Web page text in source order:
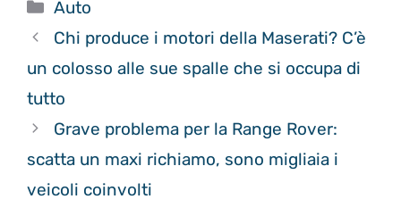
Auto
Chi produce i motori della Maserati? C’è
un colosso alle sue spalle che si occupa di
tutto
Grave problema per la Range Rover:
scatta un maxi richiamo, sono migliaia i
veicoli coinvolti